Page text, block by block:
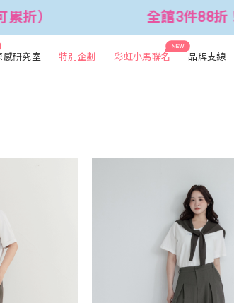
館3件88折！🦄 滿$2500折$300 (
感研究室 特別企劃
NEW
彩虹小馬聯名 品牌支線